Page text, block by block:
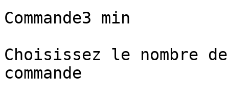
Commande3 min
Choisissez le nombre
commande